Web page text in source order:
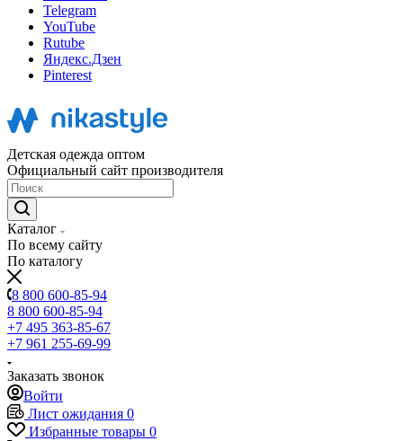
Telegram
YouTube
Rutube
Яндекс.Дзен
Pinterest
Детская одежда оптом
Официальный сайт производителя
Каталог
По всему сайту
По каталогу
8 800 600-85-94
8 800 600-85-94
+7 495 363-85-67
+7 961 255-69-99
Заказать звонок
Войти
Лист ожидания 0
Избранные товары 0